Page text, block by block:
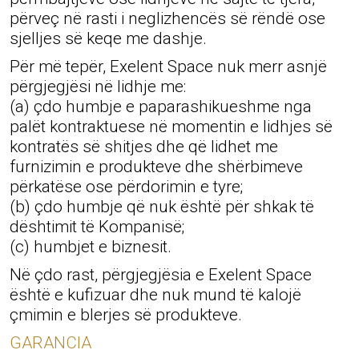
përveç në rasti i neglizhencës së rëndë ose
sjelljes së keqe me dashje.
Për më tepër, Exelent Space nuk merr asnjë
përgjegjësi në lidhje me:
(a) çdo humbje e paparashikueshme nga
palët kontraktuese në momentin e lidhjes së
kontratës së shitjes dhe që lidhet me
furnizimin e produkteve dhe shërbimeve
përkatëse ose përdorimin e tyre;
(b) çdo humbje që nuk është për shkak të
dështimit të Kompanisë;
(c) humbjet e biznesit.
Në çdo rast, përgjegjësia e Exelent Space
është e kufizuar dhe nuk mund të kalojë
çmimin e blerjes së produkteve.
GARANCIA